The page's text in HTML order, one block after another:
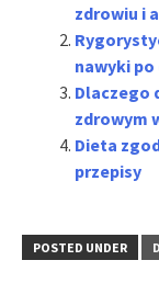
zdrowiu i
nawyki po
Dlaczego
zdrowym
Dieta
przepisy
POSTED UNDER